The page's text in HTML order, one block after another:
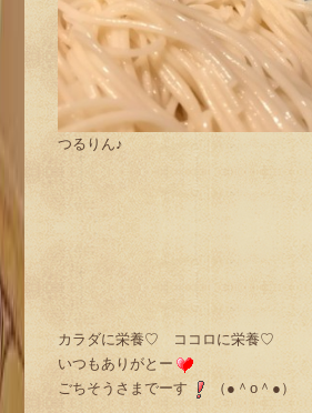
つるりん♪
カラダに栄養♡ ココロに栄養♡
いつもありがとー
ごちそうさまでーす
（●＾o＾●）